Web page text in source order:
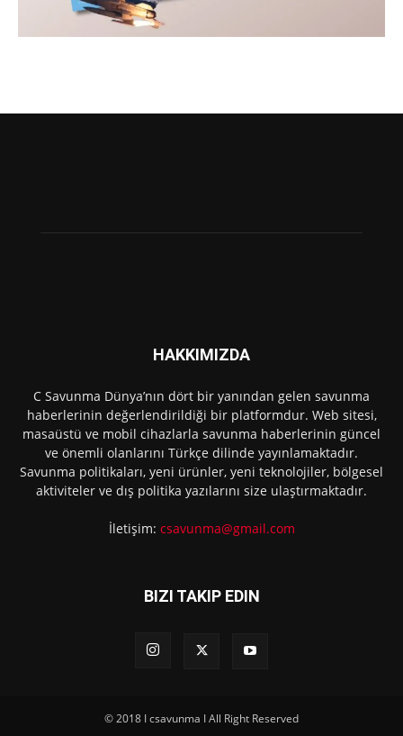
HAKKIMIZDA
C Savunma Dünya’nın dört bir yanından gelen savunma
haberlerinin değerlendirildiği bir platformdur. Web sitesi,
masaüstü ve mobil cihazlarla savunma haberlerinin güncel
ve önemli olanlarını Türkçe dilinde yayınlamaktadır.
Savunma politikaları, yeni ürünler, yeni teknolojiler, bölgesel
aktiviteler ve dış politika yazılarını size ulaştırmaktadır.
İletişim: csavunma@gmail.com
BIZI TAKIP EDIN
© 2018 I csavunma I All Right Reserved